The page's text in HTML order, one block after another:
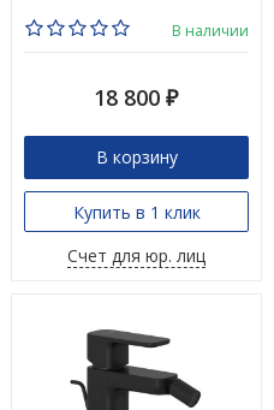
В наличии
18 800 ₽
В корзину
Купить в 1 клик
Счет для юр. лиц